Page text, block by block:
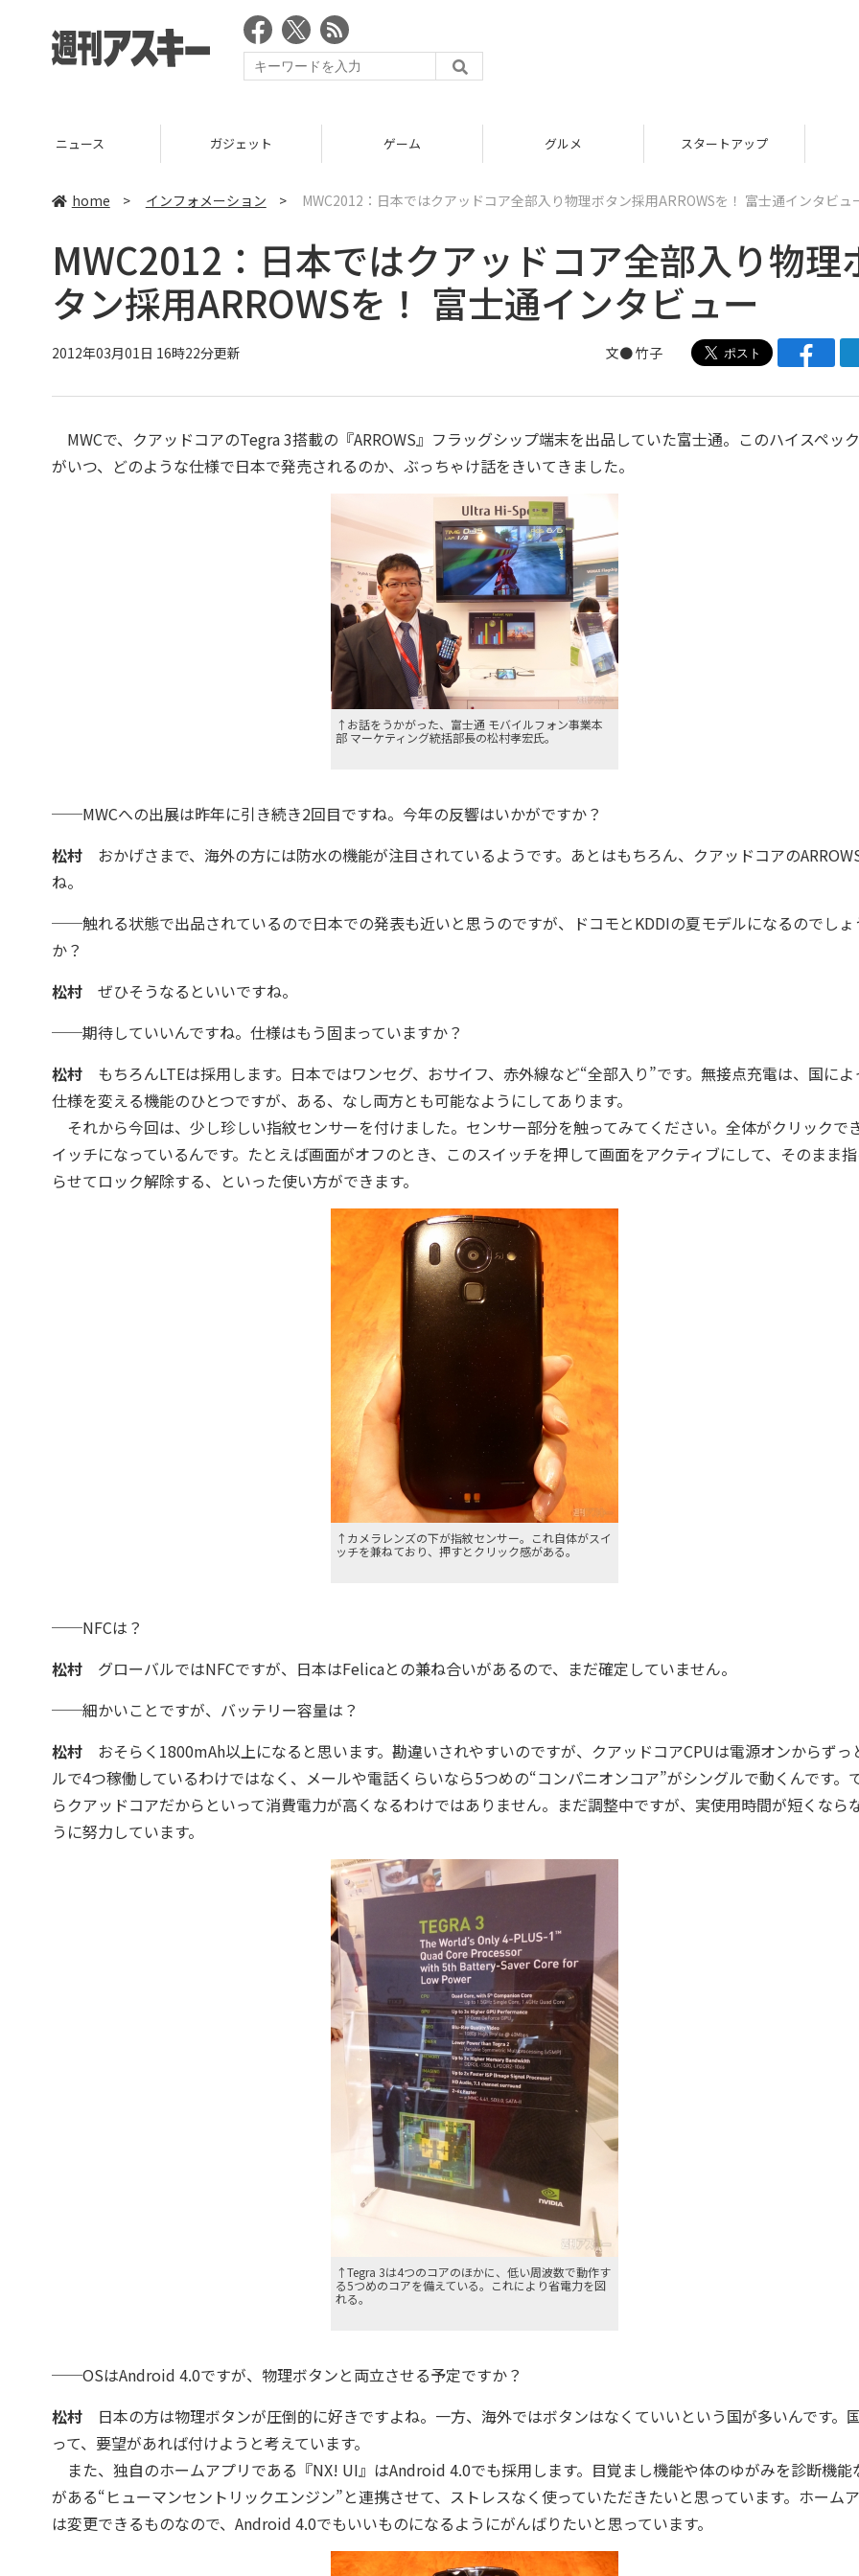
ニュース ガジェット ゲーム グルメ スタートアップ
home > インフォメーション > MWC2012：日本ではクアッドコア全部入り物理ボタン採用ARROWSを！ 富士通インタビュ
MWC2012：日本ではクアッドコア全部入り物理
タン採用ARROWSを！ 富士通インタビュー
2012年03月01日 16時22分更新 文●竹子
MWCで、クアッドコアのTegra 3搭載の『ARROWS』フラッグシップ端末を出品していた富士通。このハイスペッ
がいつ、どのような仕様で日本で発売されるのか、ぶっちゃけ話をきいてきました。
↑お話をうかがった、富士通 モバイルフォン事業本
部 マーケティング統括部長の松村孝宏氏。
──MWCへの出展は昨年に引き続き2回目ですね。今年の反響はいかがですか？
松村おかげさまで、海外の方には防水の機能が注目されているようです。あとはもちろん、クアッドコアの
ね。
──触れる状態で出品されているので日本での発表も近いと思うのですが、ドコモとKDDIの夏モデルになるのでしょ
か？
松村ぜひそうなるといいですね。
──期待していいんですね。仕様はもう固まっていますか？
松村もちろんLTEは採用します。日本ではワンセグ、おサイフ、赤外線など“全部入り”です。無接点充電は、国によ
仕様を変える機能のひとつですが、ある、なし両方とも可能なようにしてあります。
それから今回は、少し珍しい指紋センサーを付けました。センサー部分を触ってみてください。全体がクリックで
イッチになっているんです。たとえば画面がオフのとき、このスイッチを押して画面をアクティブにして、そのまま
らせてロック解除する、といった使い方ができます。
↑カメラレンズの下が指紋センサー。これ自体がスイ
ッチを兼ねており、押すとクリック感がある。
──NFCは？
松村グローバルではNFCですが、日本はFelicaとの兼ね合いがあるので、まだ確定していません。
──細かいことですが、バッテリー容量は？
松村おそらく1800mAh以上になると思います。勘違いされやすいのですが、クアッドコアCPUは電源オンからずっ
ルで4つ稼働しているわけではなく、メールや電話くらいなら5つめの“コンパニオンコア”がシングルで動くんです。
らクアッドコアだからといって消費電力が高くなるわけではありません。まだ調整中ですが、実使用時間が短くなら
うに努力しています。
↑Tegra 3は4つのコアのほかに、低い周波数で動作す
る5つめのコアを備えている。これにより省電力を図
れる。
──OSはAndroid 4.0ですが、物理ボタンと両立させる予定ですか？
松村日本の方は物理ボタンが圧倒的に好きですよね。一方、海外ではボタンはなくていいという国が多いんです。
って、要望があれば付けようと考えています。
また、独自のホームアプリである『NX! UI』はAndroid 4.0でも採用します。目覚まし機能や体のゆがみを診断機能
がある“ヒューマンセントリックエンジン”と連携させて、ストレスなく使っていただきたいと思っています。ホーム
は変更できるものなので、Android 4.0でもいいものになるようにがんばりたいと思っています。